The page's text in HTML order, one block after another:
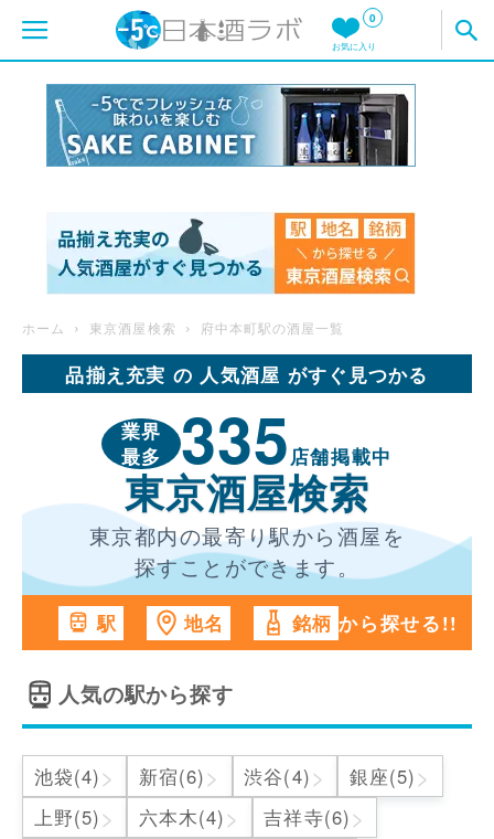
0
お気に入り
ホーム 東京酒屋検索 府中本町駅の酒屋一覧
品揃え充実 の 人気酒屋 がすぐ見つかる
業界
最多
335店舗掲載中
東京酒屋検索
東京都内の最寄り駅から酒屋を
探すことができます。
駅 地名 銘柄 から探せる!!
人気の駅から探す
池袋(4) > 新宿(6) > 渋谷(4) > 銀座(5) >
上野(5) > 六本木(4) > 吉祥寺(6) >